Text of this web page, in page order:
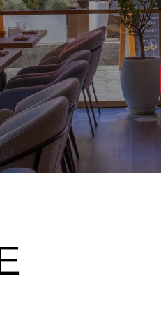
Меню «Сорренто» вдохновлено
по городам современной Италии: